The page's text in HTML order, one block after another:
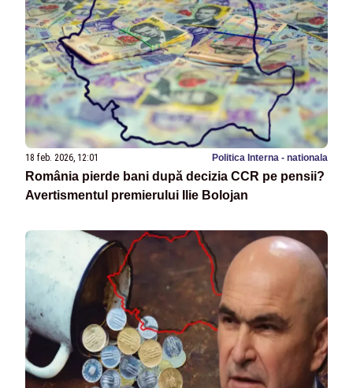
18 feb. 2026, 12:01 Politica Interna - nationala
România pierde bani după decizia CCR pe pensii?
Avertismentul premierului Ilie Bolojan